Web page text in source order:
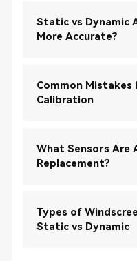
Static vs Dynamic
More Accurate?
Common Mistakes
Calibration
What Sensors Are
Replacement?
Types of
Static vs Dynamic